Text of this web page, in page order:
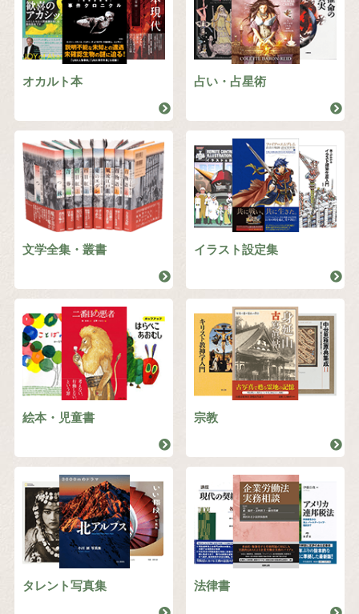
オカルト本 占い・占星術
文学全集・叢書 イラスト設定集
絵本・児童書 宗教
タレント写真集 法律書